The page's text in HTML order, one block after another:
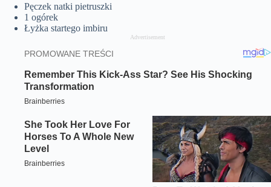
Pęczek natki pietruszki
1 ogórek
Łyżka startego imbiru
Advertisement